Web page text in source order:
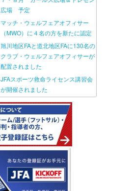
広場 予定
マッチ・ウェルフェアオフィサー
（MWO）に４名の方を新たに認定
旭川地区FAと道北地区FAに130名の
クラブ・ウェルフェアオフィサーが
配置されました
JFAスポーツ救命ライセンス講習会
が開催されました